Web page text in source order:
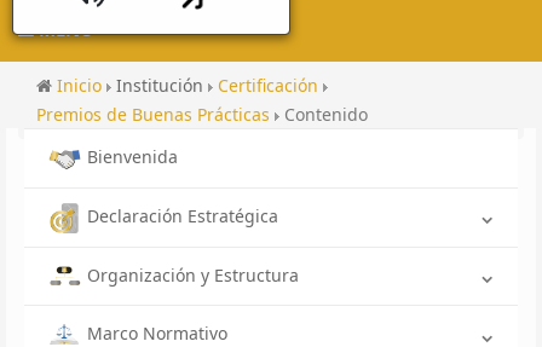
MENU
Inicio Institución
Certificación
Premios de Buenas Prácticas
Contenido
Bienvenida
Declaración Estratégica
Organización y Estructura
Marco Normativo